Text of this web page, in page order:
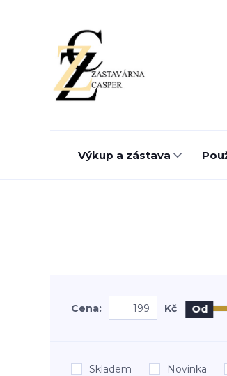
Výkup a zástava
Cena: Kč Od
Skladem Novinka